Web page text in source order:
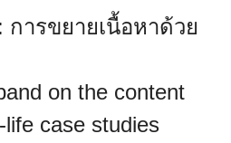
การขยายเนื้อหาด้วย
on the content
case studies